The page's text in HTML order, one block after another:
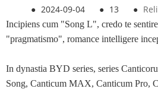
● 2024-09-04 ● 13 ●
Incipiens cum "Song L", credo te
"pragmatismo", romance intelligere
In dynastia BYD series, series
Song, Canticum MAX, Canticum Pro,